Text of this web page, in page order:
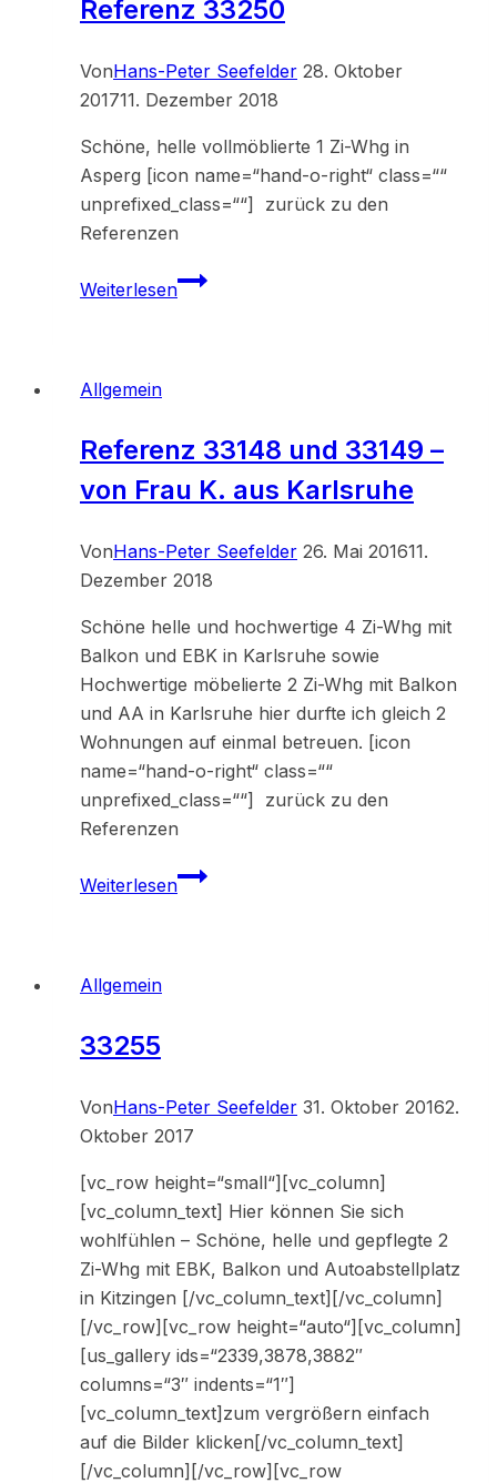
Referenz 33250
VonHans-Peter Seefelder 28. Oktober
201711. Dezember 2018
Schöne, helle vollmöblierte 1 Zi-Whg in
Asperg [icon name=“hand-o-right“ class=““
unprefixed_class=““] zurück zu den
Referenzen
WeiterlesenReferenz
Allgemein
Referenz 33148 und 33149 –
von Frau K. aus Karlsruhe
VonHans-Peter Seefelder 26. Mai 201611.
Dezember 2018
Schöne helle und hochwertige 4 Zi-Whg mit
Balkon und EBK in Karlsruhe sowie
Hochwertige möbelierte 2 Zi-Whg mit Balkon
und AA in Karlsruhe hier durfte ich gleich 2
Wohnungen auf einmal betreuen. [icon
name=“hand-o-right“ class=““
unprefixed_class=““] zurück zu den
Referenzen
WeiterlesenReferenz
aus
Karlsruhe
Allgemein
33255
VonHans-Peter Seefelder 31. Oktober 20162.
Oktober 2017
[vc_row height=“small“][vc_column]
[vc_column_text] Hier können Sie sich
wohlfühlen – Schöne, helle und gepflegte 2
Zi-Whg mit EBK, Balkon und Autoabstellplatz
in Kitzingen [/vc_column_text][/vc_column]
[/vc_row][vc_row height=“auto“][vc_column]
[us_gallery ids=“2339,3878,3882″
columns=“3″ indents=“1″]
[vc_column_text]zum vergrößern einfach
auf die Bilder klicken[/vc_column_text]
[/vc_column][/vc_row][vc_row